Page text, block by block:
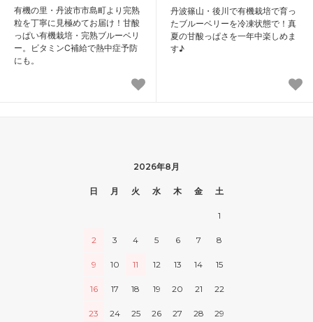
有機の里・丹波市市島町より完熟
粒を丁寧に見極めてお届け！甘酸
っぱい有機栽培・完熟ブルーベリ
ー。ビタミンC補給で熱中症予防
にも。
丹波篠山・後川で有機栽培で育っ
たブルーベリーを冷凍状態で！真
夏の甘酸っぱさを一年中楽しめま
す♪
2026年8月
日 月 火 水 木 金 土
1
2 3 4 5 6 7 8
9 10 11 12 13 14 15
16 17 18 19 20 21 22
23 24 25 26 27 28 29